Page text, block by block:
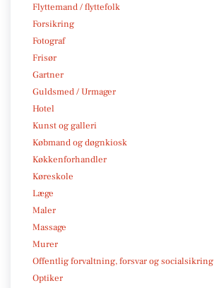
Flyttemand / flyttefolk
Forsikring
Fotograf
Frisør
Gartner
Guldsmed / Urmager
Hotel
Kunst og galleri
Købmand og døgnkiosk
Køkkenforhandler
Køreskole
Læge
Maler
Massage
Murer
Offentlig forvaltning, forsvar og socialsikring
Optiker